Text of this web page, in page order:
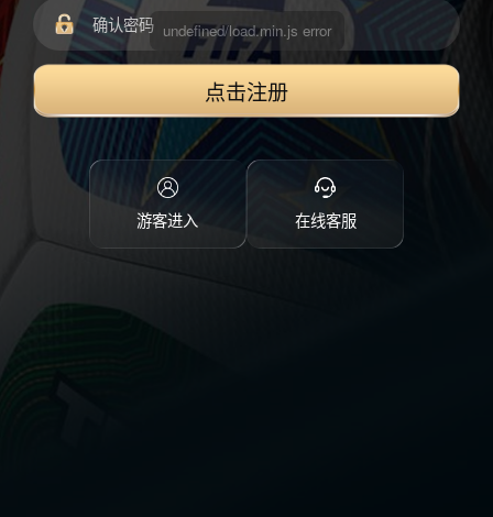
点击注册
游客进入 在线客服